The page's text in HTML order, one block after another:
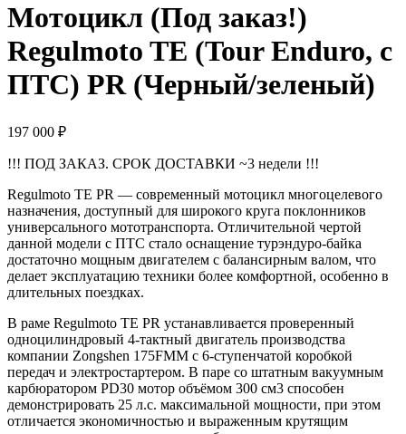
Мотоцикл (Под заказ!)
Regulmoto TE (Tour Enduro, с
ПТС) PR (Черный/зеленый)
197 000 ₽
!!! ПОД ЗАКАЗ. СРОК ДОСТАВКИ ~3 недели !!!
Regulmoto TE PR — современный мотоцикл многоцелевого
назначения, доступный для широкого круга поклонников
универсального мототранспорта. Отличительной чертой
данной модели с ПТС стало оснащение турэндуро-байка
достаточно мощным двигателем с балансирным валом, что
делает эксплуатацию техники более комфортной, особенно в
длительных поездках.
В раме Regulmoto TE PR устанавливается проверенный
одноцилиндровый 4-тактный двигатель производства
компании Zongshen 175FMM c 6-ступенчатой коробкой
передач и электростартером. В паре со штатным вакуумным
карбюратором PD30 мотор объёмом 300 см3 способен
демонстрировать 25 л.с. максимальной мощности, при этом
отличается экономичностью и выраженным крутящим